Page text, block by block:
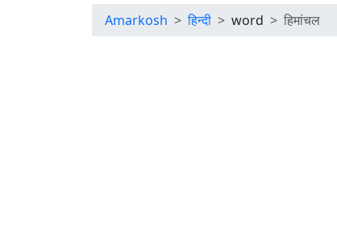
Amarkosh हिन्दी word हिमांचल